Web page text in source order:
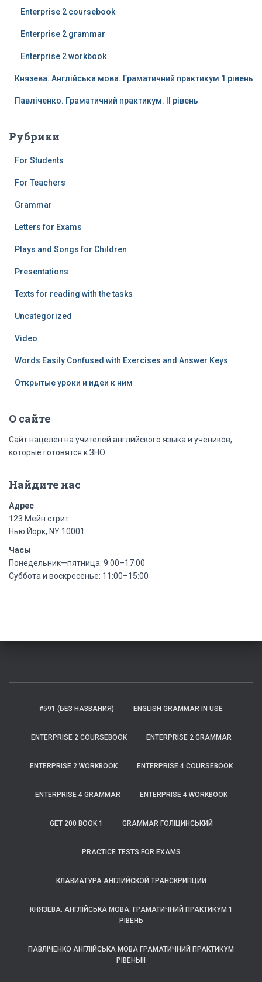
Enterprise 2 coursebook
Enterprise 2 grammar
Enterprise 2 workbook
Князева. Англійська мова. Граматичний практикум 1 рівень
Павліченко. Граматичний практикум. ІІ рівень
Рубрики
For Students
For Teachers
Grammar
Letters for Exams
Plays and Songs for Children
Presentations
Texts for reading with the tasks
Uncategorized
Video
Words Easily Confused with Exercises and Answer Keys
Открытые уроки и идеи к ним
О сайте
Сайт нацелен на учителей английского языка и учеников,
которые готовятся к ЗНО
Найдите нас
Адрес
123 Мейн стрит
Нью Йорк, NY 10001
Часы
Понедельник—пятница: 9:00–17:00
Суббота и воскресенье: 11:00–15:00
#591 (БЕЗ НАЗВАНИЯ) ENGLISH GRAMMAR IN USE
ENTERPRISE 2 COURSEBOOK ENTERPRISE 2 GRAMMAR
ENTERPRISE 2 WORKBOOK ENTERPRISE 4 COURSEBOOK
ENTERPRISE 4 GRAMMAR ENTERPRISE 4 WORKBOOK
GET 200 BOOK 1 GRAMMAR ГОЛІЦИНСЬКИЙ
PRACTICE TESTS FOR EXAMS
КЛАВИАТУРА АНГЛИЙСКОЙ ТРАНСКРИПЦИИ
КНЯЗЕВА. АНГЛІЙСЬКА МОВА. ГРАМАТИЧНИЙ ПРАКТИКУМ 1
РІВЕНЬ
ПАВЛІЧЕНКО АНГЛІЙСЬКА МОВА ГРАМАТИЧНИЙ ПРАКТИКУМ
РІВЕНЬІІІ